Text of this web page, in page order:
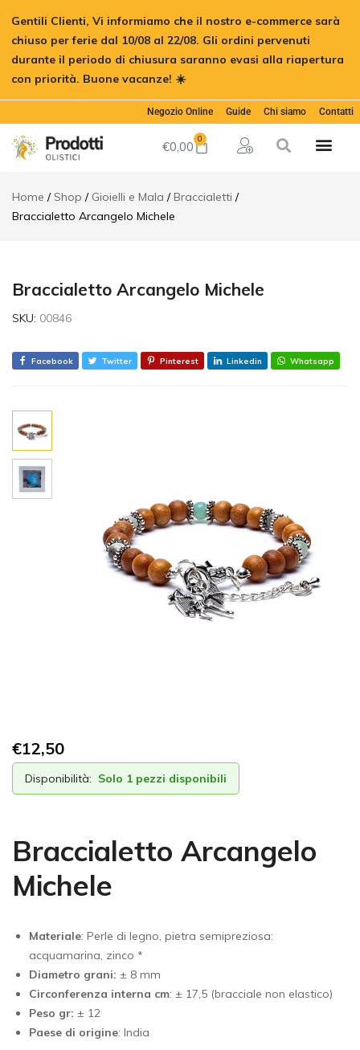
Gentili Clienti, Vi informiamo che il nostro e-commerce sarà
chiuso per ferie dal 10/08 al 22/08. Gli ordini pervenuti
durante il periodo di chiusura saranno evasi alla riapertura
con priorità. Buone vacanze! ☀️
Negozio Online Guide Chi siamo Contatti
€0,00 0
Home Shop Gioielli e Mala
Braccialetti
Braccialetto Arcangelo Michele
Braccialetto Arcangelo Michele
SKU: 00846
Facebook Twitter Pinterest Linkedin Whatsapp
€12,50
Disponibilità: Solo 1 pezzi disponibili
Braccialetto Arcangelo
Michele
Materiale: Perle di legno, pietra semipreziosa:
acquamarina, zinco *
Diametro grani: ± 8 mm
Circonferenza interna cm: ± 17,5 (bracciale non elastico)
Peso gr: ± 12
Paese di origine: India
Braccialetto
Arcangelo
Michele
Descrizione
Informazioni
aggiuntive
€12,50